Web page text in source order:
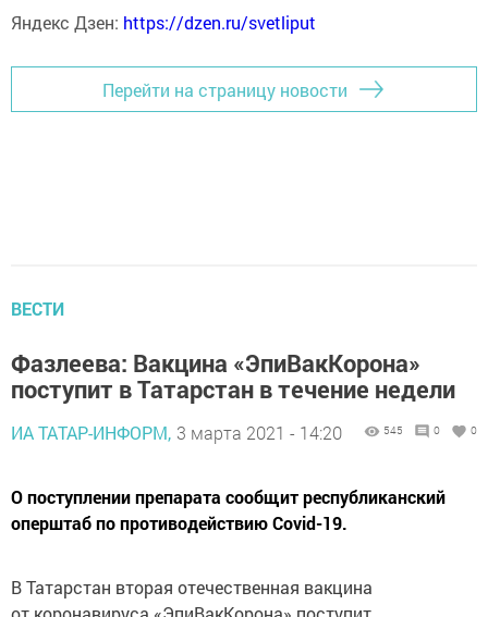
Яндекс Дзен: https://dzen.ru/svetliput
Перейти на страницу новости
ВЕСТИ
Фазлеева: Вакцина «ЭпиВакКорона»
поступит в Татарстан в течение недели
ИА ТАТАР-ИНФОРМ, 3 марта 2021 - 14:20 545 0 0
О поступлении препарата сообщит республиканский
оперштаб по противодействию Covid-19.
В Татарстан вторая отечественная вакцина